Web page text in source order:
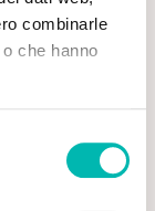
combinarle
che hanno